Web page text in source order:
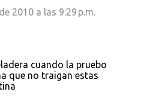
2010 a las 9:29 p.m.
cuando la pruebo
que no traigan estas